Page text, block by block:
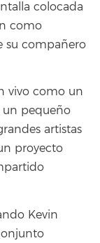
colocada
como
su compañero
vivo como un
un pequeño
artistas
proyecto
Kevin